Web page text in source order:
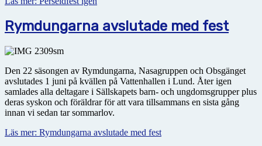
Rymdungarna avslutade med fest
Den 22 säsongen av Rymdungarna, Nasagruppen och Obsgänget
avslutades 1 juni på kvällen på Vattenhallen i Lund. Åter igen
samlades alla deltagare i Sällskapets barn- och ungdomsgrupper plus
deras syskon och föräldrar för att vara tillsammans en sista gång
innan vi sedan tar sommarlov.
Läs mer: Rymdungarna avslutade med fest